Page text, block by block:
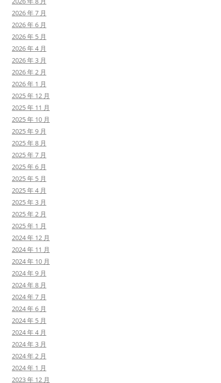
2026 年 7 月
2026 年 6 月
2026 年 5 月
2026 年 4 月
2026 年 3 月
2026 年 2 月
2026 年 1 月
2025 年 12 月
2025 年 11 月
2025 年 10 月
2025 年 9 月
2025 年 8 月
2025 年 7 月
2025 年 6 月
2025 年 5 月
2025 年 4 月
2025 年 3 月
2025 年 2 月
2025 年 1 月
2024 年 12 月
2024 年 11 月
2024 年 10 月
2024 年 9 月
2024 年 8 月
2024 年 7 月
2024 年 6 月
2024 年 5 月
2024 年 4 月
2024 年 3 月
2024 年 2 月
2024 年 1 月
2023 年 12 月